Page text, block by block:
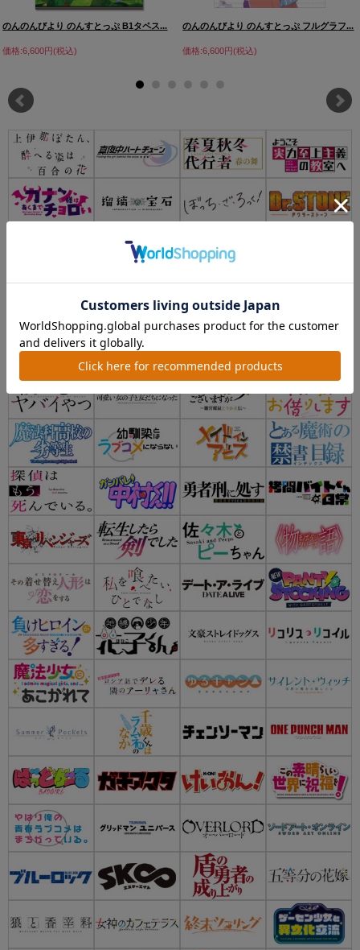
のんのんびより のんすとっぷ B1タペス...
価格:6,600円(税込)
のんのんびより のんすとっぷ フルグラフ...
価格:6,600円(税込)